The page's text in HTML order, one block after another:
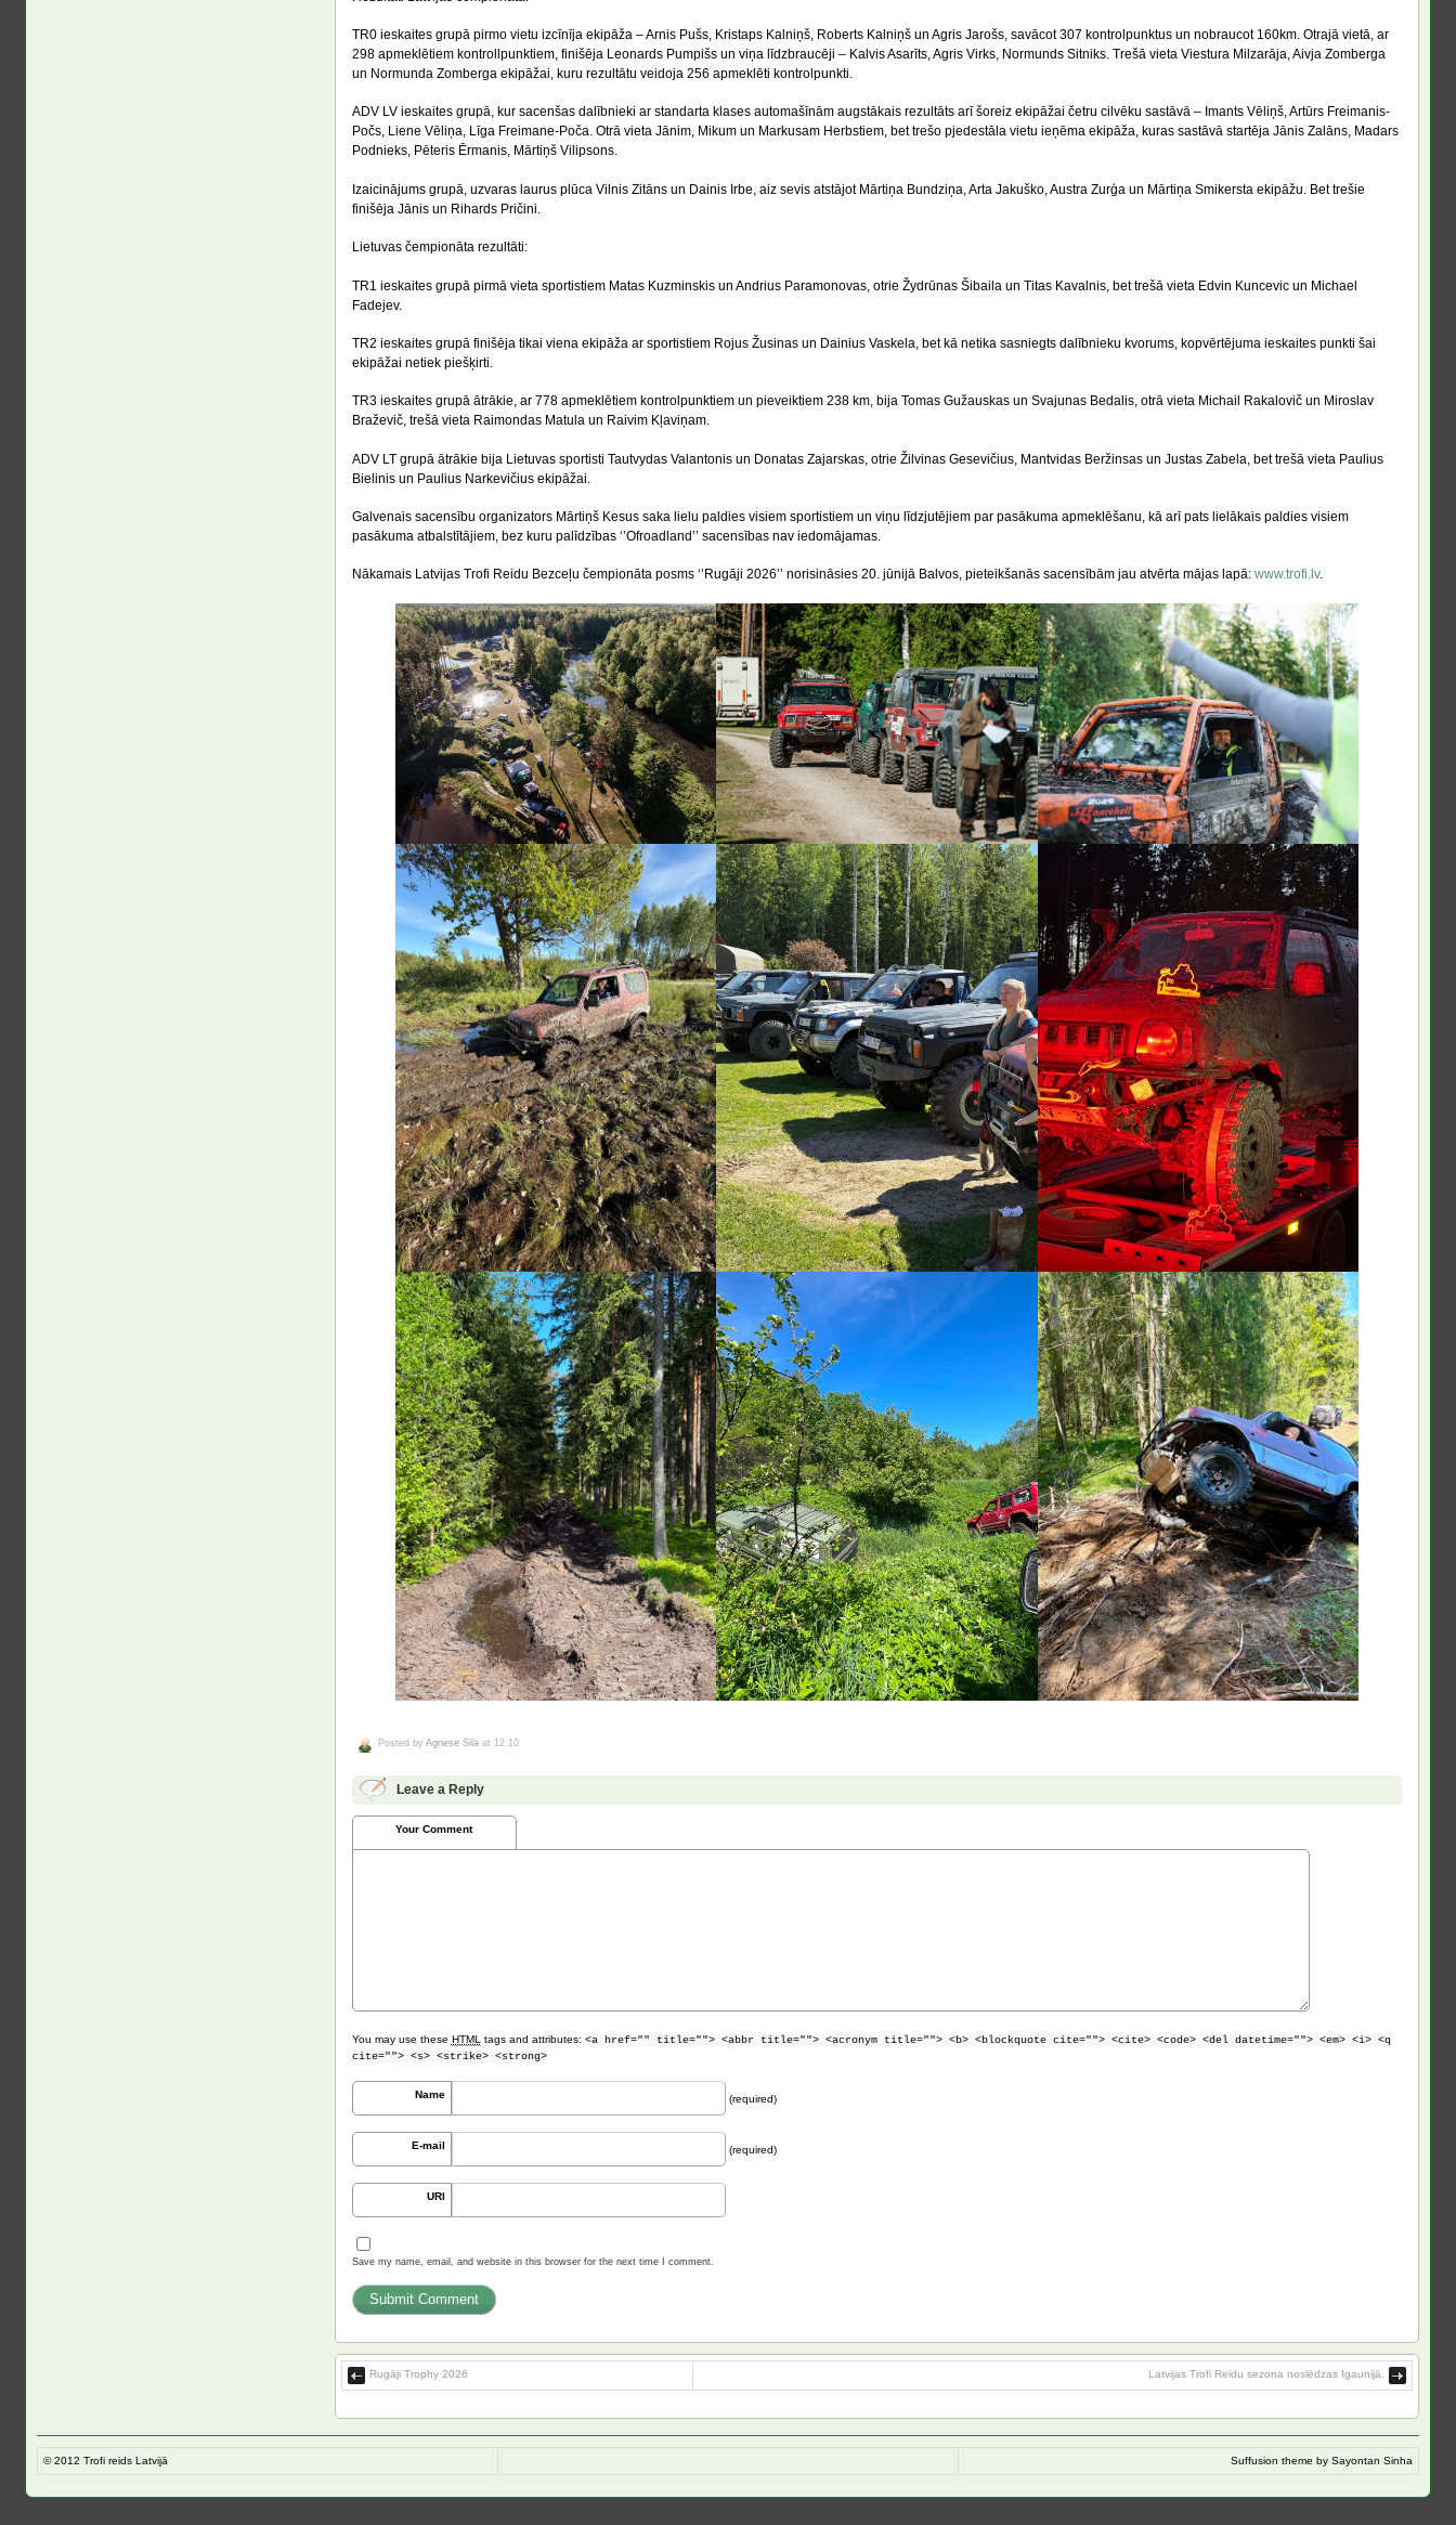
TR0 ieskaites grupā pirmo vietu izcīnīja ekipāža – Arnis Pušs, Kristaps Kalniņš, Roberts Kalniņš un Agris Jarošs, savācot 307 kontrolpunktus un nobraucot 160km. Otrajā vietā, ar
298 apmeklētiem kontrollpunktiem, finišēja Leonards Pumpišs un viņa līdzbraucēji – Kalvis Asarīts, Agris Virks, Normunds Sitniks. Trešā vieta Viestura Milzarāja, Aivja Zomberga
un Normunda Zomberga ekipāžai, kuru rezultātu veidoja 256 apmeklēti kontrolpunkti.
ADV LV ieskaites grupā, kur sacenšas dalībnieki ar standarta klases automašīnām augstākais rezultāts arī šoreiz ekipāžai četru cilvēku sastāvā – Imants Vēliņš, Artūrs Freimanis-
Počs, Liene Vēliņa, Līga Freimane-Poča. Otrā vieta Jānim, Mikum un Markusam Herbstiem, bet trešo pjedestāla vietu ieņēma ekipāža, kuras sastāvā startēja Jānis Zalāns, Madars
Podnieks, Pēteris Ērmanis, Mārtiņš Vilipsons.
Izaicinājums grupā, uzvaras laurus plūca Vilnis Zitāns un Dainis Irbe, aiz sevis atstājot Mārtiņa Bundziņa, Arta Jakuško, Austra Zurģa un Mārtiņa Smikersta ekipāžu. Bet trešie
finišēja Jānis un Rihards Pričini.
Lietuvas čempionāta rezultāti:
TR1 ieskaites grupā pirmā vieta sportistiem Matas Kuzminskis un Andrius Paramonovas, otrie Žydrūnas Šibaila un Titas Kavalnis, bet trešā vieta Edvin Kuncevic un Michael
Fadejev.
TR2 ieskaites grupā finišēja tikai viena ekipāža ar sportistiem Rojus Žusinas un Dainius Vaskela, bet kā netika sasniegts dalībnieku kvorums, kopvērtējuma ieskaites punkti šai
ekipāžai netiek piešķirti.
TR3 ieskaites grupā ātrākie, ar 778 apmeklētiem kontrolpunktiem un pieveiktiem 238 km, bija Tomas Gužauskas un Svajunas Bedalis, otrā vieta Michail Rakalovič un Miroslav
Braževič, trešā vieta Raimondas Matula un Raivim Kļaviņam.
ADV LT grupā ātrākie bija Lietuvas sportisti Tautvydas Valantonis un Donatas Zajarskas, otrie Žilvinas Gesevičius, Mantvidas Beržinsas un Justas Zabela, bet trešā vieta Paulius
Bielinis un Paulius Narkevičius ekipāžai.
Galvenais sacensību organizators Mārtiņš Kesus saka lielu paldies visiem sportistiem un viņu līdzjutējiem par pasākuma apmeklēšanu, kā arī pats lielākais paldies visiem
pasākuma atbalstītājiem, bez kuru palīdzības ‘’Ofroadland’’ sacensības nav iedomājamas.
Nākamais Latvijas Trofi Reidu Bezceļu čempionāta posms ‘’Rugāji 2026’’ norisināsies 20. jūnijā Balvos, pieteikšanās sacensībām jau atvērta mājas lapā: www.trofi.lv.
Posted by Agnese Silaat 12:10
Leave a Reply
Your Comment
You may use these HTML tags and attributes: <a href="" title=""> <abbr title=""> <acronym title=""> <b> <blockquote cite=""> <cite> <code> <del datetime=""> <em> <i> <q
cite=""> <s> <strike> <strong>
Name (required)
E-mail (required)
URI
Save my name, email, and website in this browser for the next time I comment.
Rugāji Trophy 2026 Latvijas Trofi Reidu sezona noslēdzas Igaunijā.
© 2012 Trofi reids Latvijā Suffusion theme by Sayontan Sinha